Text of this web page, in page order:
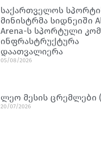
საქართველოს
მინისტრმა სიდნეიში
Arena-ს სპორტული
ინფრასტრუქტურა
დაათვალიერა
05/08/2026
ლეო მესის ცრემლები
20/07/2026